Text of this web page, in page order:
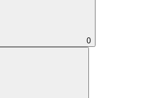
0